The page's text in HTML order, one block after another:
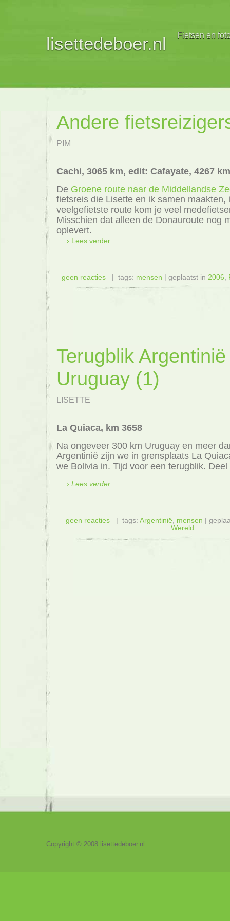
lisettedeboer.nl Fietsen en
Andere
PIM
Cachi, 3065 km, edit: Cafayate, 4267 km
De Groene route naar de Middellandse
fietsreis die Lisette en ik samen maakten,
veelgefietste route kom je veel
Misschien dat alleen de Donauroute nog
oplevert.
› Lees verder
geen reacties| tags: mensen | geplaatst in 2006
Terugblik
Uruguay (1)
LISETTE
La Quiaca, km 3658
Na ongeveer 300 km Uruguay en meer
Argentinië zijn we in grensplaats La
we Bolivia in. Tijd voor een terugblik.
› Lees verder
geen reacties | tags: Argentinië, mensen |
Wereld
Copyright © 2008 lisettedeboer.nl